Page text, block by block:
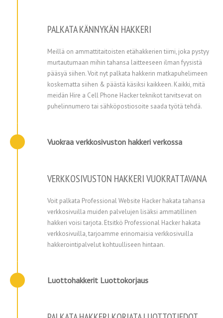
PALKATA KÄNNYKÄN HAKKERI
Meillä on ammattitaitoisten etähakkerien tiimi, joka pystyy
murtautumaan mihin tahansa laitteeseen ilman fyysistä
pääsyä siihen. Voit nyt palkata hakkerin matkapuhelimeen
koskematta siihen & päästä käsiksi kaikkeen. Kaikki, mitä
meidän Hire a Cell Phone Hacker teknikot tarvitsevat on
puhelinnumero tai sähköpostiosoite saada työtä tehdä.
VERKKOSIVUSTON HAKKERI VUOKRATTAVANA
Voit palkata Professional Website Hacker hakata tahansa
verkkosivuilla muiden palvelujen lisäksi ammatillinen
hakkeri voisi tarjota. Etsitkö Professional Hacker hakata
verkkosivuilla, tarjoamme erinomaisia verkkosivuilla
hakkerointipalvelut kohtuulliseen hintaan.
Vuokraa verkkosivuston hakkeri verkossa
Luottohakkerit Luottokorjaus